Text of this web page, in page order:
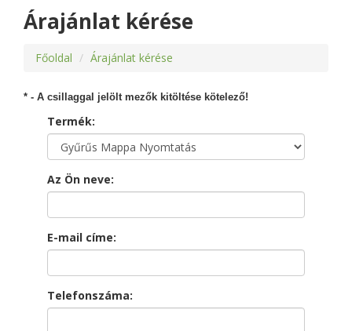
Árajánlat kérése
Főoldal Árajánlat kérése
* - A csillaggal jelölt mezők kitöltése kötelező!
Termék:
Az Ön neve:
E-mail címe:
Telefonszáma: